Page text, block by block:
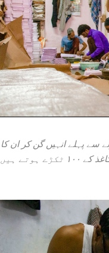
سے پہلے انہیں گن کر ان کا
ہیں